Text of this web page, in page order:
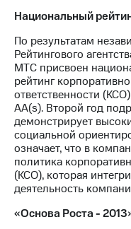
Национальный
По результатам
Рейтингового
МТС присвоен
рейтинг
ответственности
AA(s). Второй год
демонстрирует
социальной
означает, что в
политика
(КСО), которая
деятельность
«Основа Роста -